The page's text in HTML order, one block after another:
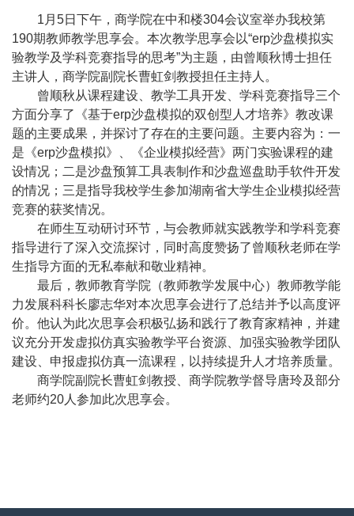
1 月 5日下午，商学院在中和楼304会议室举办我校第
190期教师教学思享会。本次教学思享会以“erp沙盘模拟实
验教学及学科竞赛指导的思考”为主题，由曾顺秋博士担任
主讲人，商学院副院长曹虹剑教授担任主持人。
曾顺秋从课程建设、教学工具开发、学科竞赛指导三个
方面分享了《基于erp沙盘模拟的双创型人才培养》教改课
题的主要成果，并探讨了存在的主要问题。主要内容为：一
是《erp沙盘模拟》、《企业模拟经营》两门实验课程的建
设情况；二是沙盘预算工具表制作和沙盘巡盘助手软件开发
的情况；三是指导我校学生参加湖南省大学生企业模拟经营
竞赛的获奖情况。
在师生互动研讨环节，与会教师就实践教学和学科竞赛
指导进行了深入交流探讨，同时高度赞扬了曾顺秋老师在学
生指导方面的无私奉献和敬业精神。
最后，教师教育学院（教师教学发展中心）教师教学能
力发展科科长廖志华对本次思享会进行了总结并予以高度评
价。他认为此次思享会积极弘扬和践行了教育家精神，并建
议充分开发虚拟仿真实验教学平台资源、加强实验教学团队
建设、申报虚拟仿真一流课程，以持续提升人才培养质量。
商学院副院长曹虹剑教授、商学院教学督导唐玲及部分
老师约20 人参加此次思享会。